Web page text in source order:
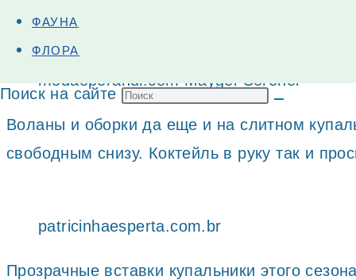
ФАУНА
ФЛОРА
Поиск на сайте
modaoperandi.com Maygel Coronel
Воланы и оборки да еще и на слитном
свободным снизу. Коктейль в руку так и
patricinhaesperta.com.br
Прозрачные вставки купальники этого